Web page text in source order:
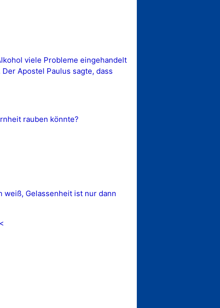
viele Probleme eingehandelt
Apostel Paulus sagte, dass
rauben könnte?
Gelassenheit ist nur dann